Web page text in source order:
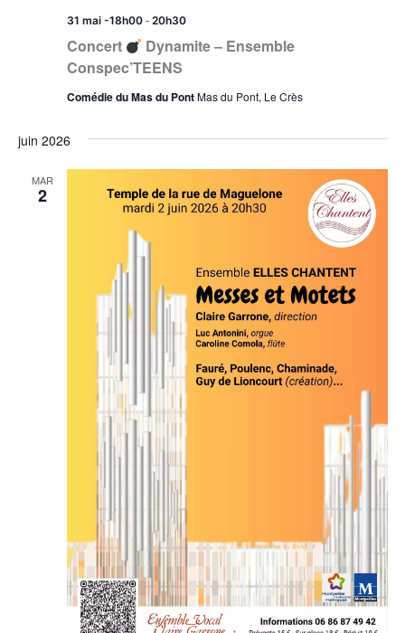
Concert
Dynamite – Ensemble
Conspec’TEENS
31 mai -18h00- 20h30
Comédie du Mas du PontMas du Pont, Le Crès
juin 2026
MAR
2